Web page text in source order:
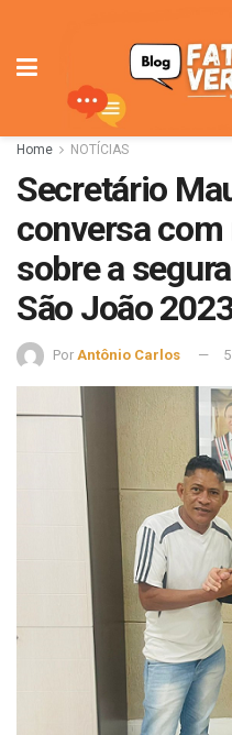
Home NOTÍCIAS
Secretário
conversa
sobre a
São João
Por Antônio Carlos